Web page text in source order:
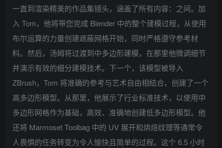
一直到渲染精美的作品集镜头，涵盖了所有内容：之间。加
入 Tom，他将带您完成 Blender 中的整个建模过程，从使用
布尔运算的力量创建遮蔽网格开始，同时严格遵守参考材
料。然后，汤姆将过渡到中多边形建模，在那里他微调细节
并演示有效的细分建模技术。下一个，该模型被导入
ZBrush，Tom 将准确的参考与艺术自由相结合，创建了一个
高多边形模型。从那里，他展示了行业标准技术，以使用中
多边形网格作为基础，高效、准确地创建低多边形模型。他
还将 Marmoset Toolbag 中的 UV 展开和烘焙纹理等通常令
人畏惧的任务转变为令人愉快且简单的过程。这个 6.5 小时